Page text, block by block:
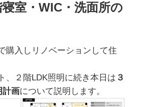
室・WIC・洗面所の
購入しリノベーションして住
、２階LDK照明に続き本日は ３
計画について説明します。